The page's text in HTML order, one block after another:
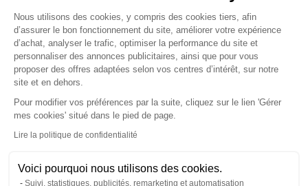
Plateforme de Gestion du
Nous utilisons des cookies, y compris des cookies tiers, afin
d’assurer le bon fonctionnement du site, améliorer votre expérience
d’achat, analyser le trafic, optimiser la performance du site et
personnaliser des annonces publicitaires, ainsi que pour vous
proposer des offres adaptées selon vos centres d’intérêt, sur notre
site et en dehors.
Pour modifier vos préférences par la suite, cliquez sur le lien 'Gérer
mes cookies' situé dans le pied de page.
Lire la politique de confidentialité
Voici pourquoi nous utilisons des cookies.
Suivi, statistiques, publicités, remarketing et automatisation
Axeptio consent
Ces produits peuvent vous
intéresser